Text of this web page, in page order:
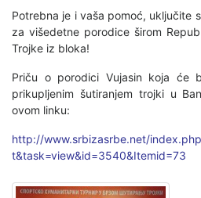
Potrebna je i vaša pomoć, uključite
za višedetne porodice širom
Trojke iz bloka!
Priču o porodici Vujasin koja će
prikupljenim šutiranjem trojki u
ovom linku:
http://www.srbizasrbe.net/
t&task=view&id=3540&Itemid=73